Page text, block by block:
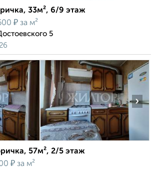
33м², 6/9 этаж
₽ за м²
5
›
57м², 2/5 этаж
₽ за м²